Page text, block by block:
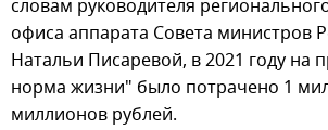
словам руководителя
офиса аппарата Совета министров
Натальи Писаревой, в 2021 году на
норма жизни" было потрачено 1
миллионов рублей.